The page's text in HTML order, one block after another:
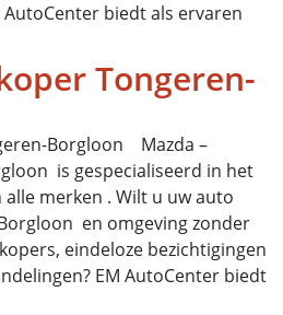
biedt als ervaren
Tongeren-
Borgloon Mazda –
is gespecialiseerd in het
alle merken . Wilt u uw auto
en omgeving zonder
eindeloze bezichtigingen
EM AutoCenter biedt